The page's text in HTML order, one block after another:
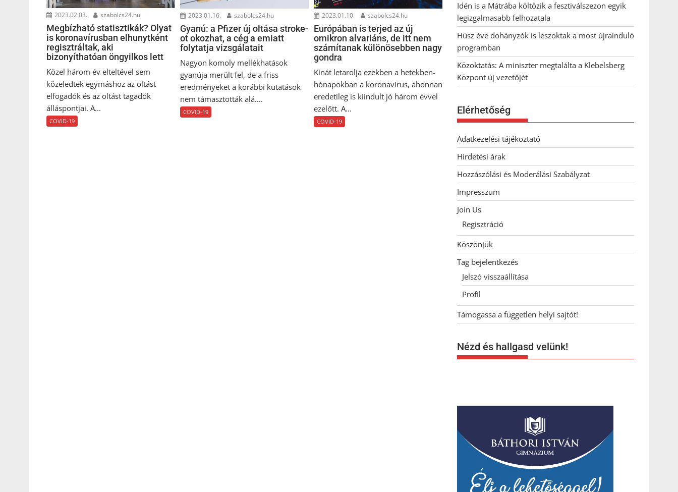
2023.02.03. szabolcs24.hu
Megbízható statisztikák? Olyat
is koronavírusban elhunytként
regisztráltak, aki
bizonyíthatóan öngyilkos lett
Közel három év elteltével sem
közeledtek egymáshoz az oltást
elfogadók és az oltást tagadók
álláspontjai. A...
COVID-19
2023.01.16. szabolcs24.hu
Gyanú: a Pfizer új oltása stroke-
ot okozhat, a cég a emiatt
folytatja vizsgálatait
Nagyon komoly mellékhatások
gyanúja merült fel, de a friss
eredményeket a korábbi kutatások
nem támasztották alá....
COVID-19
2023.01.10. szabolcs24.hu
Európában is terjed az új
omikron alvariáns, de itt nem
számítanak különösebben nagy
gondra
Kínát letarolja ezekben a hetekben-
hónapokban a koronavírus, ahonnan
eredetileg is kiindult jó három évvel
ezelőtt. A...
COVID-19
Idén is a Mátrába költözik a fesztiválszezon egyik
legizgalmasabb felhozatala
Húsz éve dohányzók is leszoktak a most újrainduló
programban
Közoktatás: A miniszter megtalálta a Klebelsberg
Központ új vezetőjét
Elérhetőség
Adatkezelési tájékoztató
Hirdetési árak
Hozzászólási és Moderálási Szabályzat
Impresszum
Join Us
Regisztráció
Köszönjük
Tag bejelentkezés
Jelszó visszaállítása
Profil
Támogassa a független helyi sajtót!
Nézd és hallgasd velünk!